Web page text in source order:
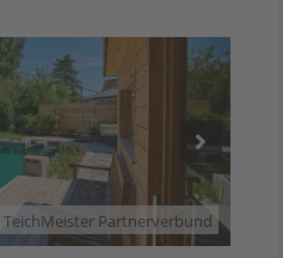
Partnerverbund